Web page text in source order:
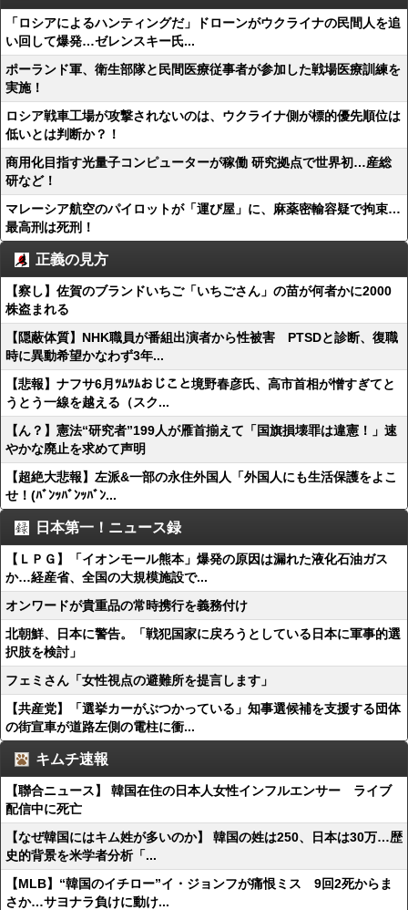
「ロシアによるハンティングだ」ドローンがウクライナの民間人を追
い回して爆発…ゼレンスキー氏...
ポーランド軍、衛生部隊と民間医療従事者が参加した戦場医療訓練を
実施！
ロシア戦車工場が攻撃されないのは、ウクライナ側が標的優先順位は
低いとは判断か？！
商用化目指す光量子コンピューターが稼働 研究拠点で世界初…産総
研など！
マレーシア航空のパイロットが「運び屋」に、麻薬密輸容疑で拘束…
最高刑は死刑！
正義の見方
【察し】佐賀のブランドいちご「いちごさん」の苗が何者かに2000
株盗まれる
【隠蔽体質】NHK職員が番組出演者から性被害 PTSDと診断、復職
時に異動希望かなわず3年...
【悲報】ナフサ6月ﾂﾑﾂﾑおじこと境野春彦氏、高市首相が憎すぎてと
うとう一線を越える（スク...
【ん？】憲法“研究者”199人が雁首揃えて「国旗損壊罪は違憲！」速
やかな廃止を求めて声明
【超絶大悲報】左派&一部の永住外国人「外国人にも生活保護をよこ
せ！(ﾊﾞﾝｯﾊﾞﾝｯﾊﾞﾝ...
日本第一！ニュース録
【ＬＰＧ】「イオンモール熊本」爆発の原因は漏れた液化石油ガス
か…経産省、全国の大規模施設で...
オンワードが貴重品の常時携行を義務付け
北朝鮮、日本に警告。「戦犯国家に戻ろうとしている日本に軍事的選
択肢を検討」
フェミさん「女性視点の避難所を提言します」
【共産党】「選挙カーがぶつかっている」知事選候補を支援する団体
の街宣車が道路左側の電柱に衝...
キムチ速報
【聯合ニュース】 韓国在住の日本人女性インフルエンサー ライブ
配信中に死亡
【なぜ韓国にはキム姓が多いのか】 韓国の姓は250、日本は30万…歴
史的背景を米学者分析「...
【MLB】“韓国のイチロー”イ・ジョンフが痛恨ミス 9回2死からま
さか…サヨナラ負けに動け...